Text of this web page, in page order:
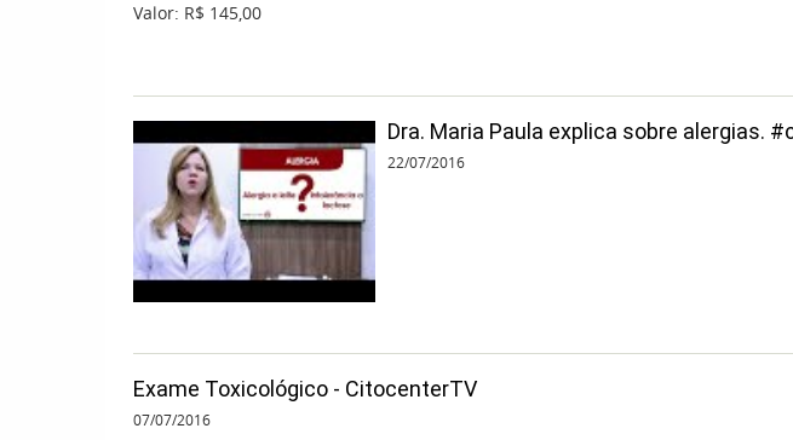
Valor: R$ 145,00
Dra. Maria Paula explica sobre alergias.
22/07/2016
Exame Toxicológico - CitocenterTV
07/07/2016